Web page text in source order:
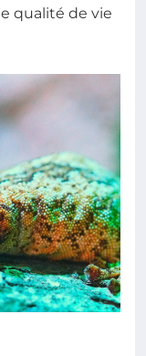
qualité de vie